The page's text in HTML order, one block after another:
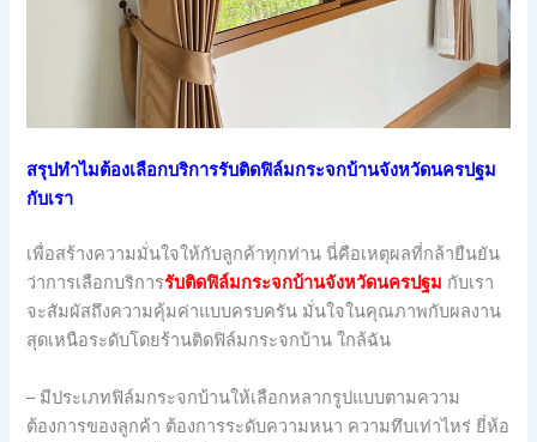
สรุปทำไมต้องเลือกบริการรับติดฟิล์มกระจกบ้านจังหวัดนครปฐม
กับเรา
เพื่อสร้างความมั่นใจให้กับลูกค้าทุกท่าน นี่คือเหตุผลที่กล้ายืนยัน
ว่าการเลือกบริการรับติดฟิล์มกระจกบ้านจังหวัดนครปฐม กับเรา
จะสัมผัสถึงความคุ้มค่าแบบครบครัน มั่นใจในคุณภาพกับผลงาน
สุดเหนือระดับโดยร้านติดฟิล์มกระจกบ้าน ใกล้ฉัน
– มีประเภทฟิล์มกระจกบ้านให้เลือกหลากรูปแบบตามความ
ต้องการของลูกค้า ต้องการระดับความหนา ความทึบเท่าไหร่ ยี่ห้อ